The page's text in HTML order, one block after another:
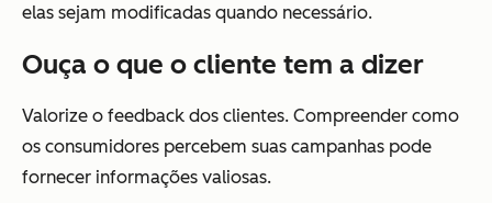
elas sejam modificadas quando necessário.
Ouça o que o cliente tem a dizer
Valorize o feedback dos clientes. Compreender como
os consumidores percebem suas campanhas pode
fornecer informações valiosas.